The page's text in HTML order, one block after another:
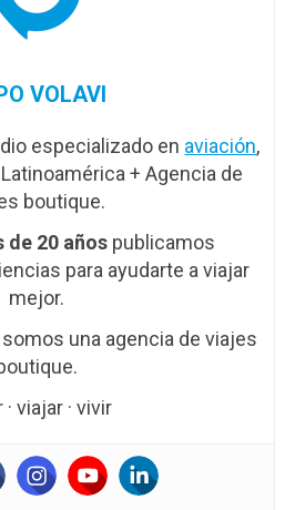
VOLAVI
especializado en aviación,
+ Agencia de
boutique.
de 20 años publicamos
para ayudarte a viajar
mejor.
una agencia de viajes
viajar · vivir